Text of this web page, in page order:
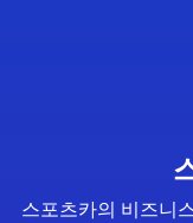
스포츠카의 비즈니